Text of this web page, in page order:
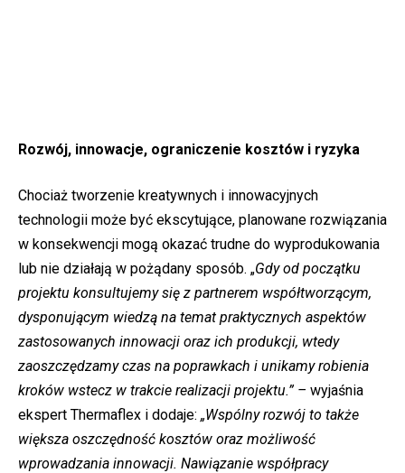
Rozwój, innowacje, ograniczenie kosztów i ryzyka
Chociaż tworzenie kreatywnych i innowacyjnych
technologii może być ekscytujące, planowane rozwiązania
w konsekwencji mogą okazać trudne do wyprodukowania
lub nie działają w pożądany sposób. „Gdy od początku
projektu konsultujemy się z partnerem współtworzącym,
dysponującym wiedzą na temat praktycznych aspektów
zastosowanych innowacji oraz ich produkcji, wtedy
zaoszczędzamy czas na poprawkach i unikamy robienia
kroków wstecz w trakcie realizacji projektu.” – wyjaśnia
ekspert Thermaflex i dodaje: „Wspólny rozwój to także
większa oszczędność kosztów oraz możliwość
wprowadzania innowacji. Nawiązanie współpracy